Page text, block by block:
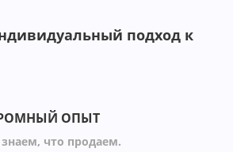
подход к
ОПЫТ
что продаем.